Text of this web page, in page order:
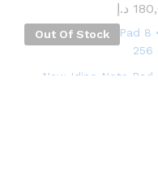
د.إ
Out Of Stock
• New Idino Note Pad